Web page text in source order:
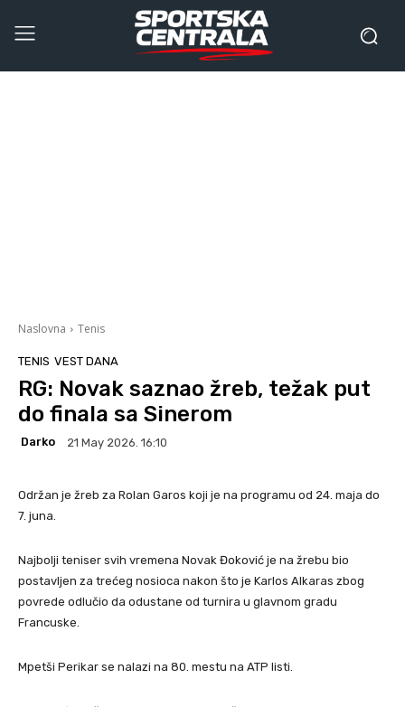
Naslovna Tenis
TENIS VEST DANA
RG: Novak saznao žreb, težak put
do finala sa Sinerom
Darko 21 May 2026. 16:10
Održan je žreb za Rolan Garos koji je na programu od 24. maja do
7. juna.
Najbolji teniser svih vremena Novak Đoković je na žrebu bio
postavljen za trećeg nosioca nakon što je Karlos Alkaras zbog
povrede odlučio da odustane od turnira u glavnom gradu
Francuske.
Mpetši Perikar se nalazi na 80. mestu na ATP listi.